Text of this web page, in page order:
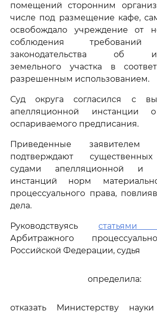
помещений сторонним
числе под размещение кафе,
освобождало учреждение от
соблюдения требований
законодательства об
земельного участка в
разрешенным использованием.
Суд округа согласился с
апелляционной инстанции
оспариваемого предписания.
Приведенные
подтверждают
судами апелляционной и
инстанций норм
процессуального права,
дела.
Руководствуясь статьями
Арбитражного
Российской Федерации, судья
определила:
отказать Министерству